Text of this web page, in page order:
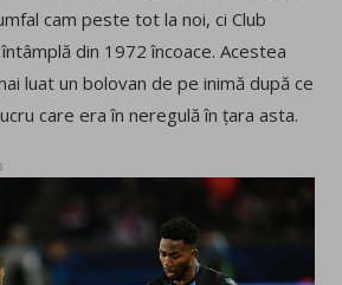
cam peste tot la noi, ci Club
din 1972 încoace. Acestea
luat un bolovan de pe inimă după ce
care era în neregulă în țara asta.